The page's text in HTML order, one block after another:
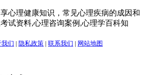
心理健康知识，常见心理疾病的成因和
试资料,心理咨询案例,心理学百科知
我们 | 隐私政策 | 联系我们 | 网站地图